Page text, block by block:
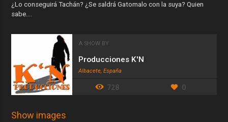
¿Lo conseguirá Tachán? ¿Se saldrá Gatomalo con la suya? Quien
sabe....
A SHOW BY
Producciones K'N
Albacete, España
728 0
Show images